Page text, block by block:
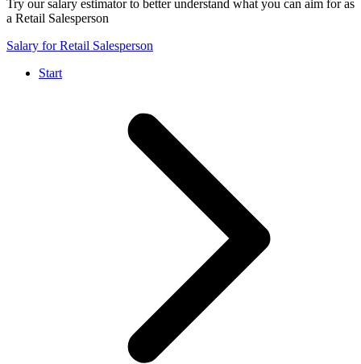
Try our salary estimator to better understand what you can aim for as
a Retail Salesperson
Salary for Retail Salesperson
Start